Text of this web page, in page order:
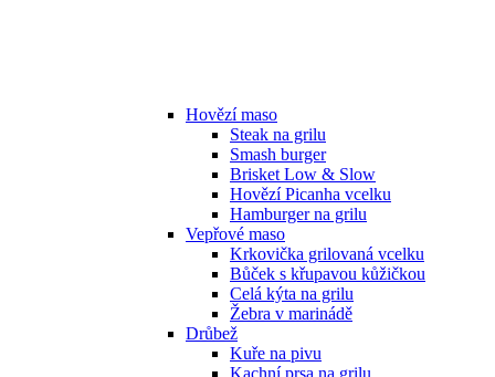
Hovězí maso
Steak na grilu
Smash burger
Brisket Low & Slow
Hovězí Picanha vcelku
Hamburger na grilu
Vepřové maso
Krkovička grilovaná vcelku
Bůček s křupavou kůžičkou
Celá kýta na grilu
Žebra v marinádě
Drůbež
Kuře na pivu
Kachní prsa na grilu